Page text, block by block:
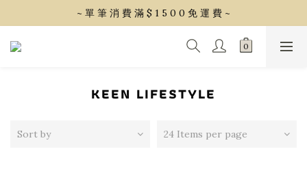
~ 單 筆 消 費 滿 $ 1 5 0 0 免 運 費 ~
~ 單 筆 消 費 滿 $ 1 5 0 0 免 運 費 ~
會 員 享 2% 點 數 回 饋 (1點=1元)
KEEN LIFESTYLE
Sort by 24 Items per page